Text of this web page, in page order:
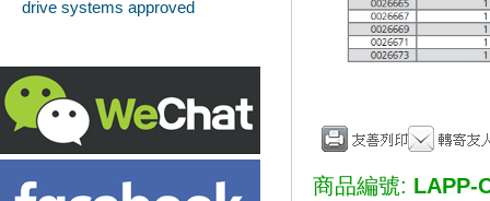
drive systems approved
商品編號: LAPP-